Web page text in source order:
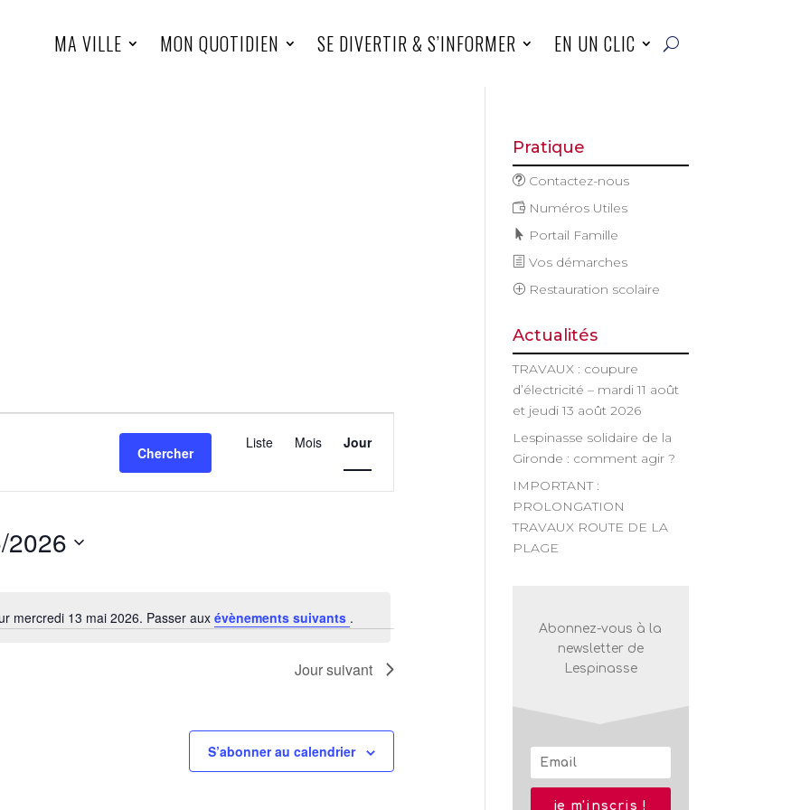
MA VILLE MON QUOTIDIEN SE DIVERTIR & S’INFORMER EN UN CLIC
Notice
mercredi 13 mai 2026. Passer auxévènements suivants .
Chercher
de
Liste Mois Jour
2026
Jour suivant
S’abonner au calendrier
Pratique
Contactez-nous
Numéros Utiles
Portail Famille
Vos démarches
Restauration scolaire
Actualités
TRAVAUX : coupure
d’électricité – mardi 11 août
et jeudi 13 août 2026
Lespinasse solidaire de la
Gironde : comment agir ?
IMPORTANT :
PROLONGATION
TRAVAUX ROUTE DE LA
PLAGE
Abonnez-vous à la
newsletter de
Lespinasse
je m'inscris !